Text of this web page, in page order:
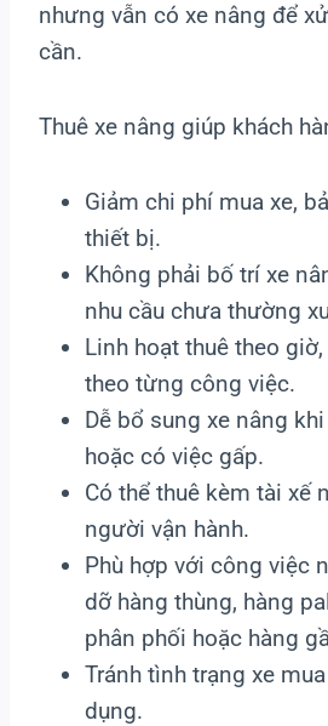
nhưng vẫn có xe nâng để
cần.
Thuê xe nâng giúp khách
Giảm chi phí mua xe,
thiết bị.
Không phải bố trí xe
nhu cầu chưa thường
Linh hoạt thuê theo
theo từng công việc.
Dễ bổ sung xe nâng
hoặc có việc gấp.
Có thể thuê kèm tài xế
người vận hành.
Phù hợp với công việc
dỡ hàng thùng, hàng
phân phối hoặc hàng
Tránh tình trạng xe
dụng.